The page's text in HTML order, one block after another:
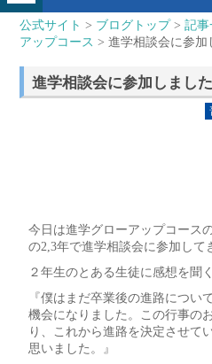
公式サイト > ブログトップ>記
アップコース > 進学相談会に参加
進学相談会に参加しまし
今日は進学グローアップコース
の2,3年で進学相談会に参加して
２年生のとある生徒に感想を聞
『僕はまだ卒業後の進路につい
機会になりました。この行事の
り、これから進路を決定させて
思いました。』